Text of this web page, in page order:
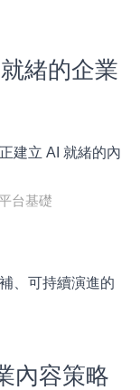
緒的企業
建立 AI 就緒的內
台基礎
、可持續演進的
內容策略